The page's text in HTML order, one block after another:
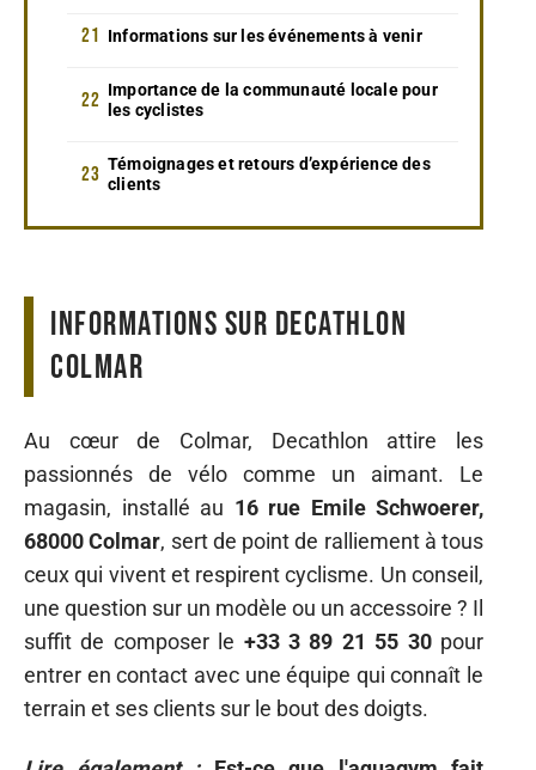
Informations sur les événements à venir
Importance de la communauté locale pour
les cyclistes
Témoignages et retours d’expérience des
clients
Informations sur Decathlon
Colmar
Au cœur de Colmar, Decathlon attire les
passionnés de vélo comme un aimant. Le
magasin, installé au 16 rue Emile Schwoerer,
68000 Colmar, sert de point de ralliement à tous
ceux qui vivent et respirent cyclisme. Un conseil,
une question sur un modèle ou un accessoire ? Il
suffit de composer le +33 3 89 21 55 30pour
entrer en contact avec une équipe qui connaît le
terrain et ses clients sur le bout des doigts.